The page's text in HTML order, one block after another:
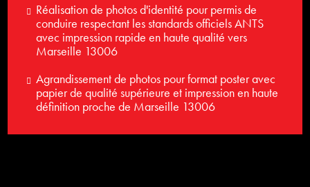
Réalisation de photos d'identité pour permis de
conduire respectant les standards officiels ANTS
avec impression rapide en haute qualité vers
Marseille 13006
Agrandissement de photos pour format poster avec
papier de qualité supérieure et impression en haute
définition proche de Marseille 13006